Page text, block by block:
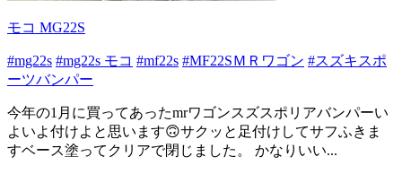
モコ MG22S
#mg22s #mg22s モコ #mf22s #MF22SＭＲワゴン #スズキスポ
ーツバンパー
今年の1月に買ってあったmrワゴンスズスポリアバンパーい
よいよ付けよと思います🙃サクッと足付けしてサフふきま
すベース塗ってクリアで閉じました。 かなりいい...